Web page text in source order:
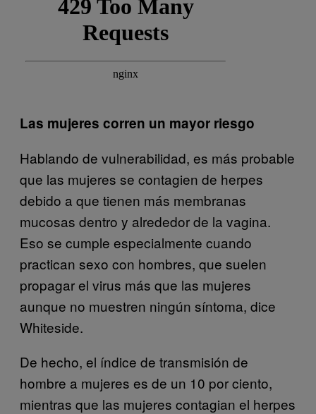
Las mujeres corren un mayor riesgo
Hablando de vulnerabilidad, es más probable
que las mujeres se contagien de herpes
debido a que tienen más membranas
mucosas dentro y alrededor de la vagina.
Eso se cumple especialmente cuando
practican sexo con hombres, que suelen
propagar el virus más que las mujeres
aunque no muestren ningún síntoma, dice
Whiteside.
De hecho, el índice de transmisión de
hombre a mujeres es de un 10 por ciento,
mientras que las mujeres contagian el herpes